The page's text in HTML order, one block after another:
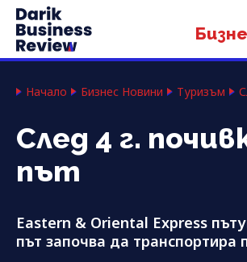
Начало Бизнес Новини Туризъм
След 4 г.
път
Eastern & Oriental Express
път започва да